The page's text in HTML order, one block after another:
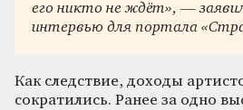
его никто не ждёт», —
интервью для портала
Как следствие, доходы
сократились. Ранее за одно